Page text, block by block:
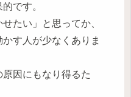
です。
たい」と思ってか、
す人が少なくありま
因にもなり得るた